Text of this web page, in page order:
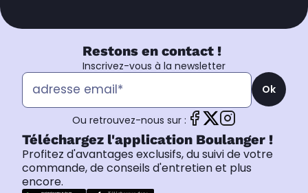
Restons en contact !
Inscrivez-vous à la newsletter
Ok
Ou retrouvez-nous sur :
Téléchargez l'application Boulanger !
Profitez d'avantages exclusifs, du suivi de votre
commande, de conseils d'entretien et plus
encore.